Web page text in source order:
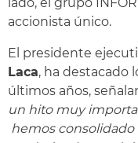
accionista único.
El presidente
Laca, ha destacado
últimos años,
un hito muy
hemos